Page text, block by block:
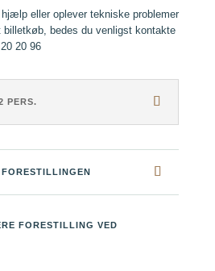
eller oplever tekniske problemer
billetkøb, bedes du venligst kontakte
20 96
PERS.
FORESTILLING VED